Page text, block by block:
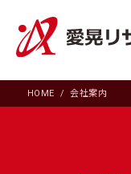
HOME 会社案内